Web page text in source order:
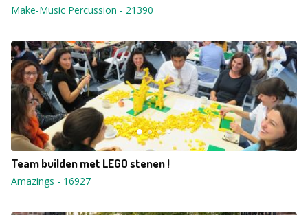
Make-Music Percussion - 21390
Team builden met LEGO stenen !
Amazings - 16927